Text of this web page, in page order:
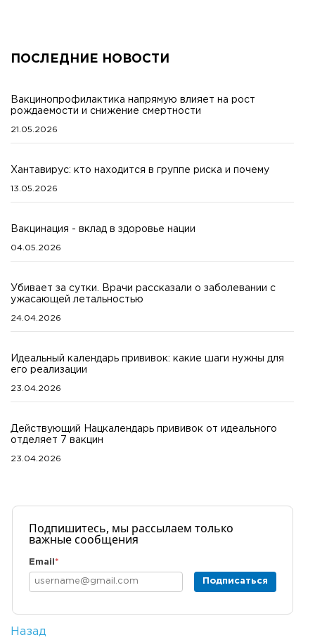
ПОСЛЕДНИЕ НОВОСТИ
Вакцинопрофилактика напрямую влияет на рост
рождаемости и снижение смертности
21.05.2026
Хантавирус: кто находится в группе риска и почему
13.05.2026
Вакцинация - вклад в здоровье нации
04.05.2026
Убивает за сутки. Врачи рассказали о заболевании с
ужасающей летальностью
24.04.2026
Идеальный календарь прививок: какие шаги нужны для
его реализации
23.04.2026
Действующий Нацкалендарь прививок от идеального
отделяет 7 вакцин
23.04.2026
Подпишитесь, мы рассылаем только
важные сообщения
Email *
Подписаться
Назад